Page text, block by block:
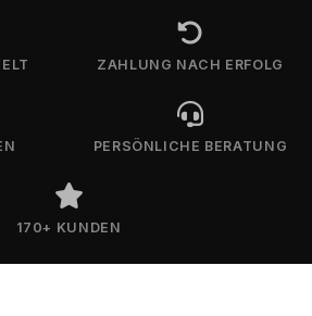
ZAHLUNG NACH ERFOLG
PERSÖNLICHE BERATUNG
170+ KUNDEN